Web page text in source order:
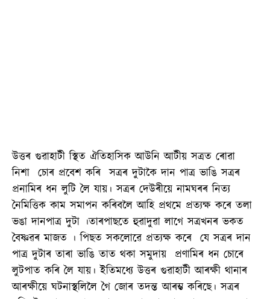
উত্তৰ গুৱাহাটী স্থিত ঐতিহাসিক আউনি আটীয় সত্ৰত ৰোৱা
নিশা চোৰ প্ৰবেশ কৰি সত্ৰৰ দুটাকৈ দান পাত্ৰ ভাঙি সত্ৰৰ
প্ৰনামিৰ ধন লুটি লৈ যায়। সত্ৰৰ দেউৰীয়ে নামঘৰৰ নিত্য
নৈমিত্তিক কাম সমাপন কৰিবলৈ আহি প্ৰথমে প্ৰত্যক্ষ কৰে তলা
ভঙা দানপাত্ৰ দুটা ।তাৰপাছতে হুৱাদুৱা লাগে সত্ৰখনৰ ভকত
বৈষ্ণৱৰ মাজত । পিছত সকলোৱে প্ৰত্যক্ষ কৰে যে সত্ৰৰ দান
পাত্ৰ দুটাৰ তাৰা ভাঙি তাত থকা সমুদায় প্ৰণামিৰ ধন চোৰে
লুটপাত কৰি লৈ যায়। ইতিমধ্যে উত্তৰ গুৱাহাটী আৰক্ষী থানাৰ
আৰক্ষীয়ে ঘটনাস্থলিলৈ গৈ জোৰ তদন্ত আৰম্ভ কৰিছে। সত্ৰৰ